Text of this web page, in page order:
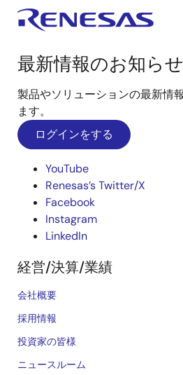
最新情報のお知ら
製品やソリューションの最新情
ます。
ログインをする
YouTube
Renesas’s Twitter/X
Facebook
Instagram
LinkedIn
経営/決算/業績
会社概要
採用情報
投資家の皆様
ニュースルーム